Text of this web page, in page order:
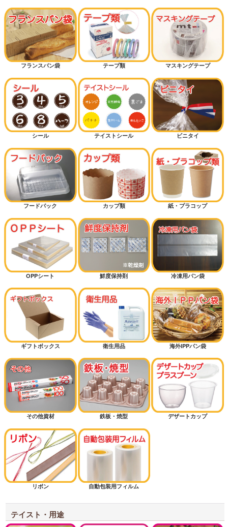
フランスパン袋 テープ類 マスキングテープ
シール テイストシール ビニタイ
フードパック カップ類 紙・プラコップ
OPPシート 鮮度保持剤 冷凍用パン袋
ギフトボックス 衛生用品 海外IPPパン袋
その他資材 鉄板・焼型 デザートカップ
リボン 自動包装用フィルム
テイスト・用途